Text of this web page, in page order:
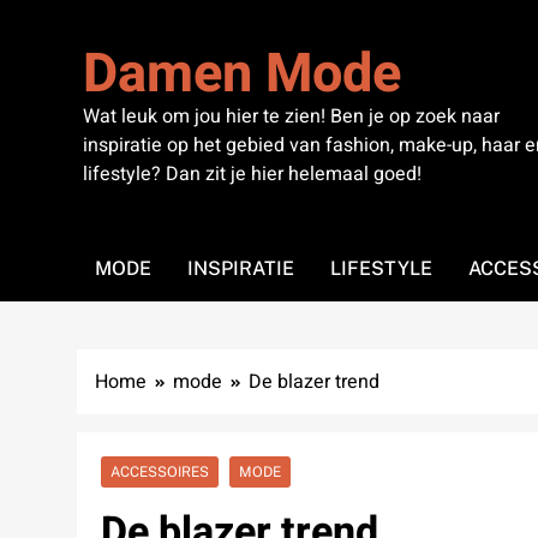
Damen Mode
Wat leuk om jou hier te zien! Ben je op zoek naar
inspiratie op het gebied van fashion, make-up, haar
lifestyle? Dan zit je hier helemaal goed!
MODE INSPIRATIE LIFESTYLE
Home mode De blazer trend
ACCESSOIRES MODE